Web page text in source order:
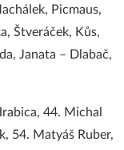
Picmaus,
Štveráček, Kůs,
Janata – Dlabač,
44. Michal
54. Matyáš Ruber,